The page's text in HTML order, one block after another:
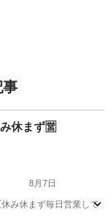
事
休まず🈺
8月7日
休まず毎日営業して